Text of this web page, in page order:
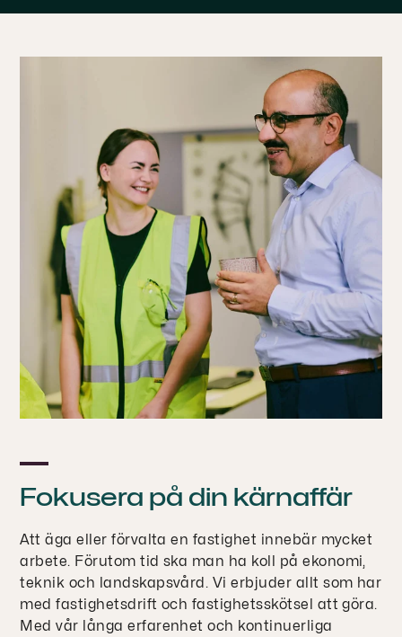
Fokusera på din kärnaffär
Att äga eller förvalta en fastighet innebär mycket
arbete. Förutom tid ska man ha koll på ekonomi,
teknik och landskapsvård. Vi erbjuder allt som har
med fastighetsdrift och fastighetsskötsel att göra.
Med vår långa erfarenhet och kontinuerliga